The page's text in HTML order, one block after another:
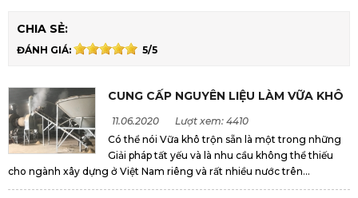
CHIA SẺ:
ĐÁNH GIÁ: 5/5
CUNG CẤP NGUYÊN LIỆU LÀM VỮA KHÔ
11.06.2020
Lượt xem: 4410
Có thể nói Vữa khô trộn sẵn là một trong những
Giải pháp tất yếu và là nhu cầu không thể thiếu
cho ngành xây dựng ở Việt Nam riêng và rất nhiều nước trên...